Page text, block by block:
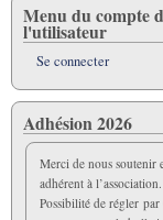
Menu du compte
l'utilisateur
Se connecter
Adhésion 2026
Merci de nous soutenir
adhérent à l’association.
Possibilité de régler